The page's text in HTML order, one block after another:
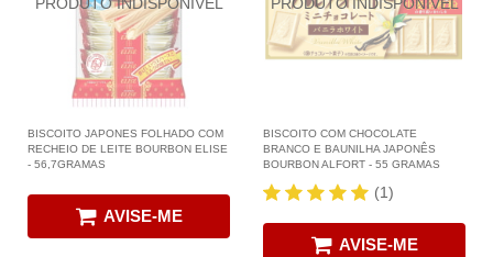
BISCOITO JAPONES FOLHADO COM
RECHEIO DE LEITE BOURBON ELISE
- 56,7GRAMAS
AVISE-ME
BISCOITO COM CHOCOLATE
BRANCO E BAUNILHA JAPONÊS
BOURBON ALFORT - 55 GRAMAS
(1)
AVISE-ME